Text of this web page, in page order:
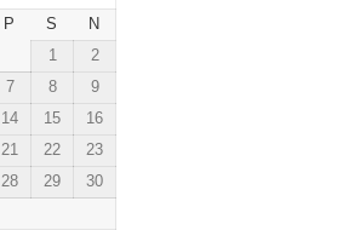
P S
N
1
2
7 8
9
14 15
16
21 22
23
28 29
30